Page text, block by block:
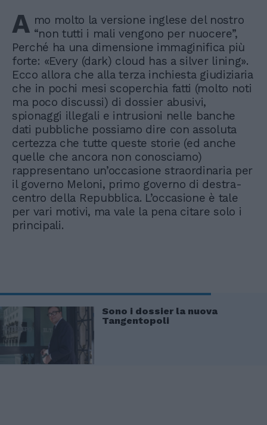
A mo molto la versione inglese del nostro
“non tutti i mali vengono per nuocere”,
Perché ha una dimensione immaginifica più
forte: «Every (dark) cloud has a silver lining».
Ecco allora che alla terza inchiesta giudiziaria
che in pochi mesi scoperchia fatti (molto noti
ma poco discussi) di dossier abusivi,
spionaggi illegali e intrusioni nelle banche
dati pubbliche possiamo dire con assoluta
certezza che tutte queste storie (ed anche
quelle che ancora non conosciamo)
rappresentano un’occasione straordinaria per
il governo Meloni, primo governo di destra-
centro della Repubblica. L’occasione è tale
per vari motivi, ma vale la pena citare solo i
principali.
Sono i dossier la nuova
Tangentopoli